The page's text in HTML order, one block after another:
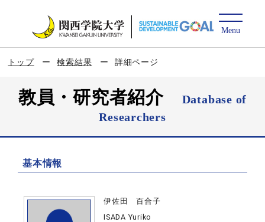
トップ 検索結果 詳細ページ
教員・研究者紹介
Database of
Researchers
基本情報
伊佐田 百合子
ISADA Yuriko